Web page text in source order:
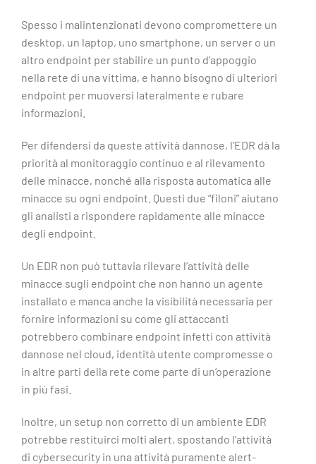
Spesso i malintenzionati devono compromettere un
desktop, un laptop, uno smartphone, un server o un
altro endpoint per stabilire un punto d’appoggio
nella rete di una vittima, e hanno bisogno di ulteriori
endpoint per muoversi lateralmente e rubare
informazioni.
Per difendersi da queste attività dannose, l’EDR dà la
priorità al monitoraggio continuo e al rilevamento
delle minacce, nonché alla risposta automatica alle
minacce su ogni endpoint. Questi due “filoni” aiutano
gli analisti a rispondere rapidamente alle minacce
degli endpoint.
Un EDR non può tuttavia rilevare l’attività delle
minacce sugli endpoint che non hanno un agente
installato e manca anche la visibilità necessaria per
fornire informazioni su come gli attaccanti
potrebbero combinare endpoint infetti con attività
dannose nel cloud, identità utente compromesse o
in altre parti della rete come parte di un’operazione
in più fasi.
Inoltre, un setup non corretto di un ambiente EDR
potrebbe restituirci molti alert, spostando l’attività
di cybersecurity in una attività puramente alert-